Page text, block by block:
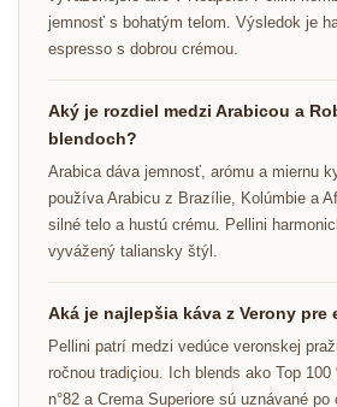
jemnosť s bohatým telom. Výsledok je
espresso s dobrou crémou.
Aký je rozdiel medzi Arabicou a
blendoch?
Arabica dáva jemnosť, arómu a miernu
používa Arabicu z Brazílie, Kolúmbie a
silné telo a hustú crému. Pellini
vyvážený taliansky štýl.
Aká je najlepšia káva z Verony pre
Pellini patrí medzi vedúce veronskej
ročnou tradiçiou. Ich blends ako Top
n°82 a Crema Superiore sú uznávané